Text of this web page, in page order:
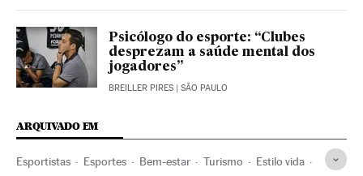
Psicólogo do esporte: “Clubes
desprezam a saúde mental dos
jogadores”
BREILLER PIRES | SÃO PAULO
ARQUIVADO EM
Esportistas Esportes Bem-estar Turismo Estilo vida